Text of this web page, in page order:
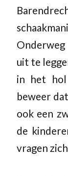
uit te
in het hol
beweer
ook een
de
vragen